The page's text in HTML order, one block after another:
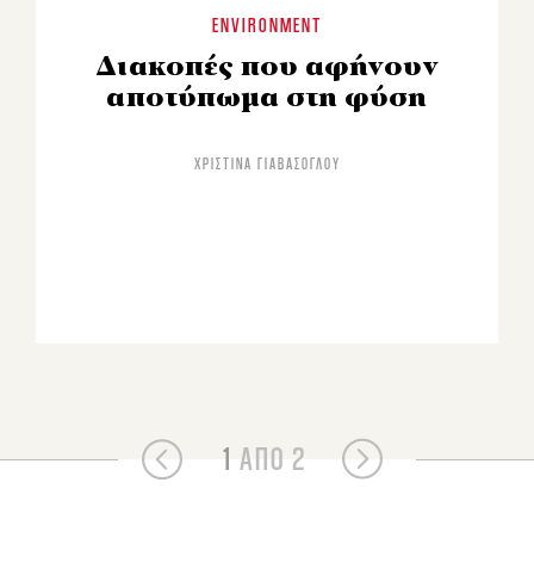
ENVIRONMENT
Διακοπές που αφήνουν
αποτύπωμα στη φύση
ΧΡΙΣΤΊΝΑ ΓΙΑΒΆΣΟΓΛΟΥ
1 ΑΠΟ 2